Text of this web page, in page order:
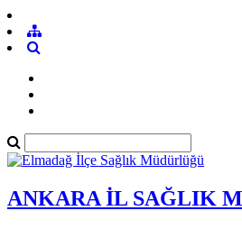
ANKARA İL SAĞLIK